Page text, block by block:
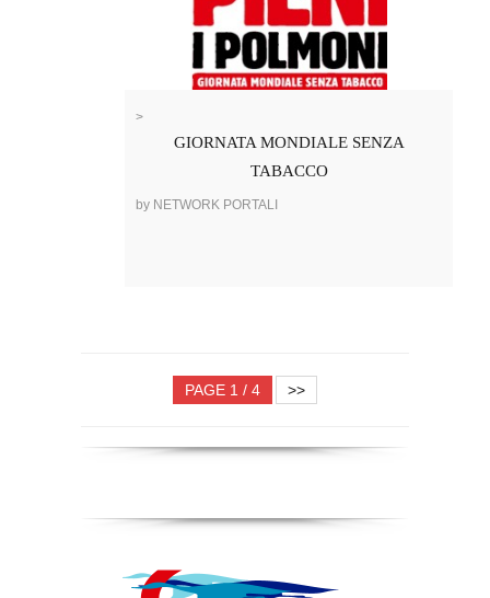
>
GIORNATA MONDIALE SENZA
TABACCO
by NETWORK PORTALI
PAGE 1 / 4 >>